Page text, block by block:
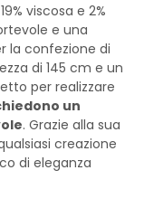
viscosa e 2%
e una
la confezione di
di 145 cm e un
per realizzare
un
. Grazie alla sua
creazione
di eleganza